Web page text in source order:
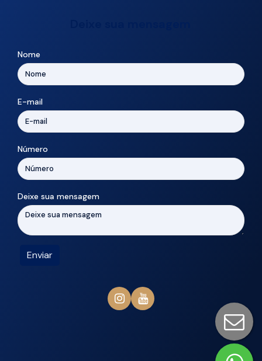
Nome
E-mail
Número
Deixe sua mensagem